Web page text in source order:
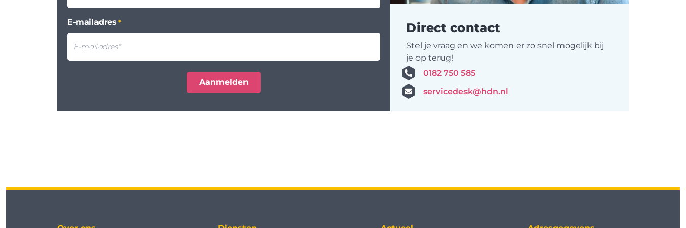
E-mailadres * Direct contact
Stel je vraag en we komen er zo snel mogelijk bij
je op terug!
0182 750 585
servicedesk@hdn.nl